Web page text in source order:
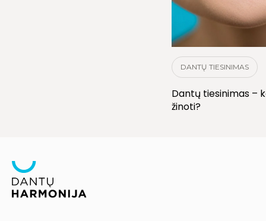
DANTŲ TIESINIMAS
Dantų tiesinimas –
žinoti?